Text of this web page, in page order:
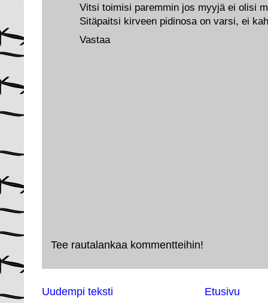
Vitsi toimisi paremmin jos myyjä ei olisi
Sitäpaitsi kirveen pidinosa on varsi, ei
Vastaa
Tee rautalankaa kommentteihin!
Uudempi teksti Etusivu